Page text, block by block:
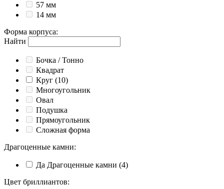
57 мм
14 мм
Форма корпуса:
Найти
Бочка / Тонно
Квадрат
Круг (10)
Многоугольник
Овал
Подушка
Прямоугольник
Сложная форма
Драгоценные камни:
Да Драгоценные камни (4)
Цвет бриллиантов: